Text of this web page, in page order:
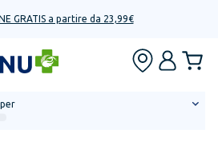
GRATIS a partire da 23,99€